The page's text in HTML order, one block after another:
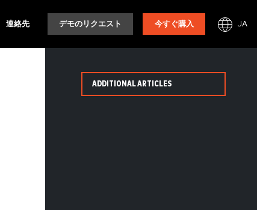
連絡先 デモのリクエスト 今すぐ購入 JA
ADDITIONAL ARTICLES